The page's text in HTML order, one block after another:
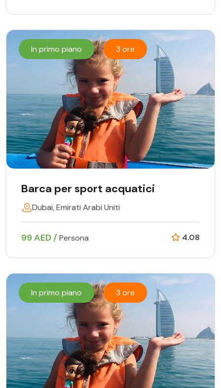
In primo piano 3 ore
Barca per sport acquatici
Dubai, Emirati Arabi Uniti
99 AED / Persona 4.08
In primo piano 3 ore